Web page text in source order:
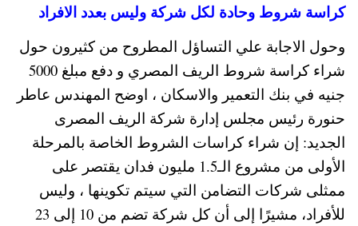
كراسة شروط وحادة لكل شركة وليس بعدد الافراد
وحول الاجابة علي التساؤل المطروح من كثيرون حول
شراء كراسة شروط الريف المصري و دفع مبلغ 5000
جنيه في بنك التعمير والاسكان ، اوضح المهندس عاطر
حنورة رئيس مجلس إدارة شركة الريف المصرى
الجديد: إن شراء كراسات الشروط الخاصة بالمرحلة
الأولى من مشروع الـ1.5 مليون فدان يقتصر على
ممثلى شركات التضامن التي سيتم تكوينها ، وليس
للأفراد، مشيرًا إلى أن كل شركة تضم من 10 إلى 23